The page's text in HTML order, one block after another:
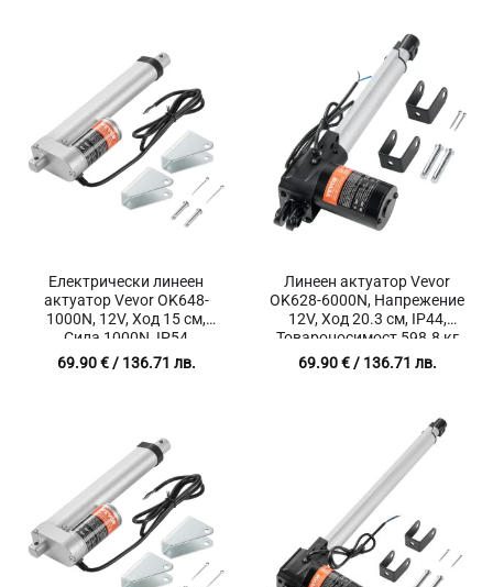
Електрически линеен
актуатор Vevor OK648-
1000N, 12V, Ход 15 см,
Сила 1000N, IP54
69.90€/ 136.71 лв.
Линеен актуатор Vevor
OK628-6000N, Напрежение
12V, Ход 20.3 см, IP44,
Товароносимост 598.8 кг
69.90€/ 136.71 лв.